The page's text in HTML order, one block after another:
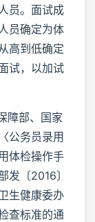
员。面试成
员确定为体
高到低确定
试，以加试
障部、国家
公务员录用
体检操作手
发〔2016〕
生健康委办
查标准的通